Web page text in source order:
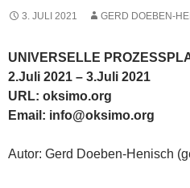
3. JULI 2021 GERD DOEBEN-
UNIVERSELLE
2.Juli 2021 – 3.Juli 2021
URL: oksimo.org
Email: info@oksimo.org
Autor: Gerd Doeben-Henisch